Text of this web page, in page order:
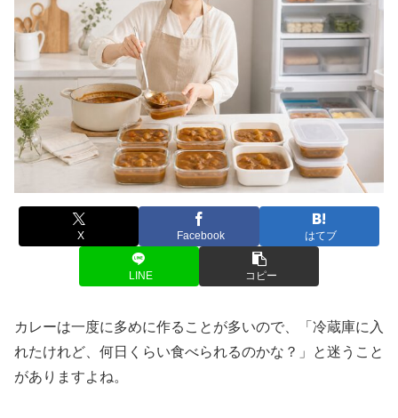
X Facebook はてブ
LINE コピー
カレーは一度に多めに作ることが多いので、「冷蔵庫に入
れたけれど、何日くらい食べられるのかな？」と迷うこと
がありますよね。